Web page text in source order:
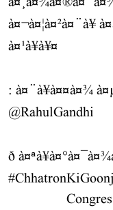
à¤¬à¤¦à¤²à¤¨à¥
à¤¹à¥à¥¤
: à¤¨à¥à¤¤à¤¾
@RahulGandhi
ð
#ChhatronKiGoonj